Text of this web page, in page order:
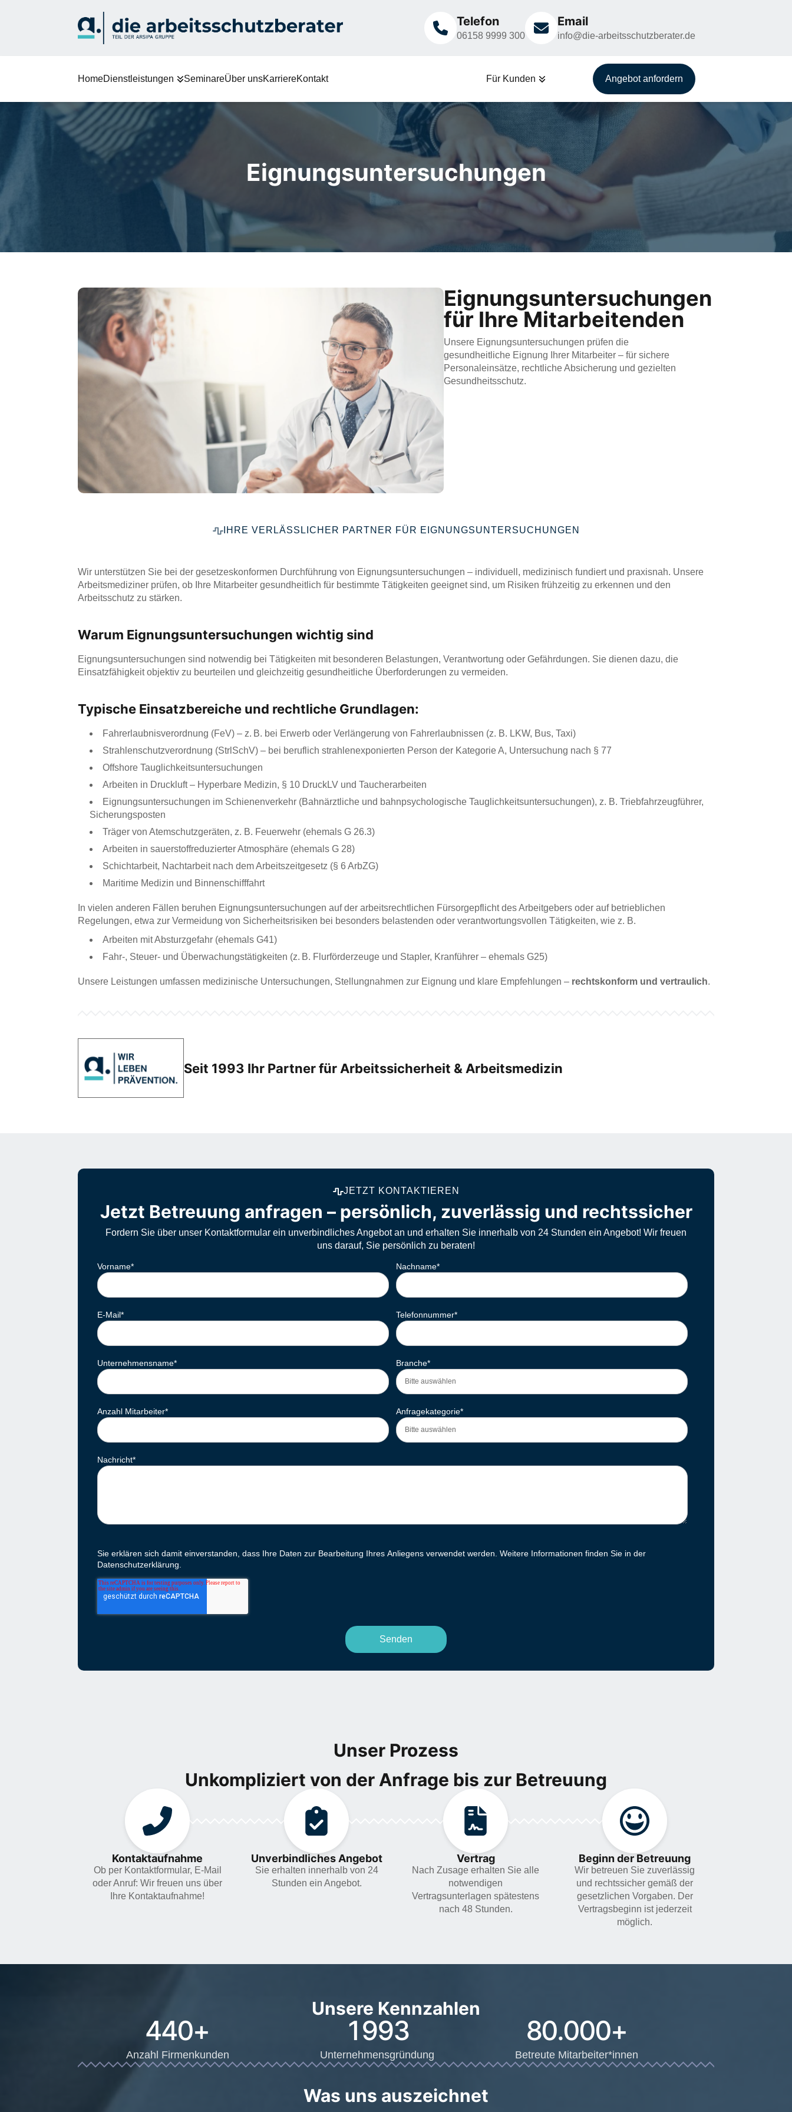
Telefon
06158 9999 300
Email
info@die-arbeitsschutzberater.de
HomeDienstleistungen SeminareÜber unsKarriereKontakt Für Kunden Angebot anfordern
Eignungsuntersuchungen
Eignungsuntersuchungen
für Ihre Mitarbeitenden
Unsere Eignungsuntersuchungen prüfen die
gesundheitliche Eignung Ihrer Mitarbeiter – für sichere
Personaleinsätze, rechtliche Absicherung und gezielten
Gesundheitsschutz.
IHRE VERLÄSSLICHER PARTNER FÜR EIGNUNGSUNTERSUCHUNGEN
Wir unterstützen Sie bei der gesetzeskonformen Durchführung von Eignungsuntersuchungen – individuell, medizinisch fundiert und praxisnah. Unsere
Arbeitsmediziner prüfen, ob Ihre Mitarbeiter gesundheitlich für bestimmte Tätigkeiten geeignet sind, um Risiken frühzeitig zu erkennen und den
Arbeitsschutz zu stärken.
Warum Eignungsuntersuchungen wichtig sind
Eignungsuntersuchungen sind notwendig bei Tätigkeiten mit besonderen Belastungen, Verantwortung oder Gefährdungen. Sie dienen dazu, die
Einsatzfähigkeit objektiv zu beurteilen und gleichzeitig gesundheitliche Überforderungen zu vermeiden.
Typische Einsatzbereiche und rechtliche Grundlagen:
Fahrerlaubnisverordnung (FeV) – z. B. bei Erwerb oder Verlängerung von Fahrerlaubnissen (z. B. LKW, Bus, Taxi)
Strahlenschutzverordnung (StrlSchV) – bei beruflich strahlenexponierten Person der Kategorie A, Untersuchung nach § 77
Offshore Tauglichkeitsuntersuchungen
Arbeiten in Druckluft – Hyperbare Medizin, § 10 DruckLV und Taucherarbeiten
Eignungsuntersuchungen im Schienenverkehr (Bahnärztliche und bahnpsychologische Tauglichkeitsuntersuchungen), z. B. Triebfahrzeugführer,
Sicherungsposten
Träger von Atemschutzgeräten, z. B. Feuerwehr (ehemals G 26.3)
Arbeiten in sauerstoffreduzierter Atmosphäre (ehemals G 28)
Schichtarbeit, Nachtarbeit nach dem Arbeitszeitgesetz (§ 6 ArbZG)
Maritime Medizin und Binnenschifffahrt
In vielen anderen Fällen beruhen Eignungsuntersuchungen auf der arbeitsrechtlichen Fürsorgepflicht des Arbeitgebers oder auf betrieblichen
Regelungen, etwa zur Vermeidung von Sicherheitsrisiken bei besonders belastenden oder verantwortungsvollen Tätigkeiten, wie z. B.
Arbeiten mit Absturzgefahr (ehemals G41)
Fahr-, Steuer- und Überwachungstätigkeiten (z. B. Flurförderzeuge und Stapler, Kranführer – ehemals G25)
Unsere Leistungen umfassen medizinische Untersuchungen, Stellungnahmen zur Eignung und klare Empfehlungen – rechtskonform und vertraulich.
Seit 1993 Ihr Partner für Arbeitssicherheit & Arbeitsmedizin
JETZT KONTAKTIEREN
Jetzt Betreuung anfragen – persönlich, zuverlässig und rechtssicher
Fordern Sie über unser Kontaktformular ein unverbindliches Angebot an und erhalten Sie innerhalb von 24 Stunden ein Angebot! Wir freuen
uns darauf, Sie persönlich zu beraten!
Vorname* Nachname*
E-Mail* Telefonnummer*
Unternehmensname* Branche*
Anzahl Mitarbeiter* Anfragekategorie*
Nachricht*
Sie erklären sich damit einverstanden, dass Ihre Daten zur Bearbeitung Ihres Anliegens verwendet werden. Weitere Informationen finden Sie in der
Datenschutzerklärung.
Unser Prozess
Unkompliziert von der Anfrage bis zur Betreuung
Kontaktaufnahme
Ob per Kontaktformular, E-Mail
oder Anruf: Wir freuen uns über
Ihre Kontaktaufnahme!
Unverbindliches Angebot
Sie erhalten innerhalb von 24
Stunden ein Angebot.
Vertrag
Nach Zusage erhalten Sie alle
notwendigen
Vertragsunterlagen spätestens
nach 48 Stunden.
Beginn der Betreuung
Wir betreuen Sie zuverlässig
und rechtssicher gemäß der
gesetzlichen Vorgaben. Der
Vertragsbeginn ist jederzeit
möglich.
Unsere Kennzahlen
440+
Anzahl Firmenkunden
1993
Unternehmensgründung
80.000+
Betreute Mitarbeiter*innen
Was uns auszeichnet